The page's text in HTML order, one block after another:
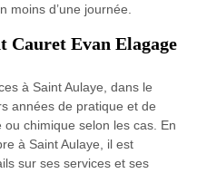
d’une journée.
Cauret Evan Elagage
à Saint Aulaye, dans le
années de pratique et de
chimique selon les cas. En
à Saint Aulaye, il est
sur ses services et ses